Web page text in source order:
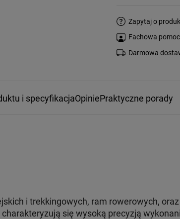
Zapytaj o
Fachowa
Darmowa
i specyfikacjaOpiniePraktyczne porady
i trekkingowych, ram rowerowych,
się wysoką precyzją